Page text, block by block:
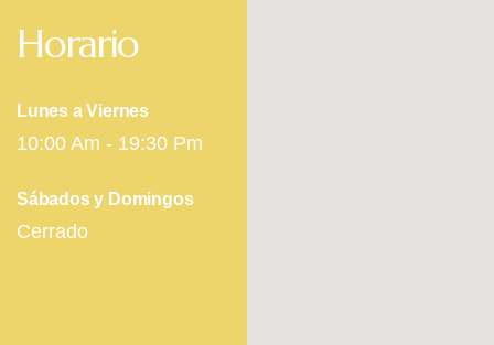
Horario
Lunes a Viernes
10:00 Am - 19:30 Pm
Sábados y Domingos
Cerrado